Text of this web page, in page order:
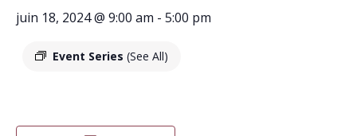
juin 18, 2024 @ 9:00 am - 5:00 pm
Event Series (See All)